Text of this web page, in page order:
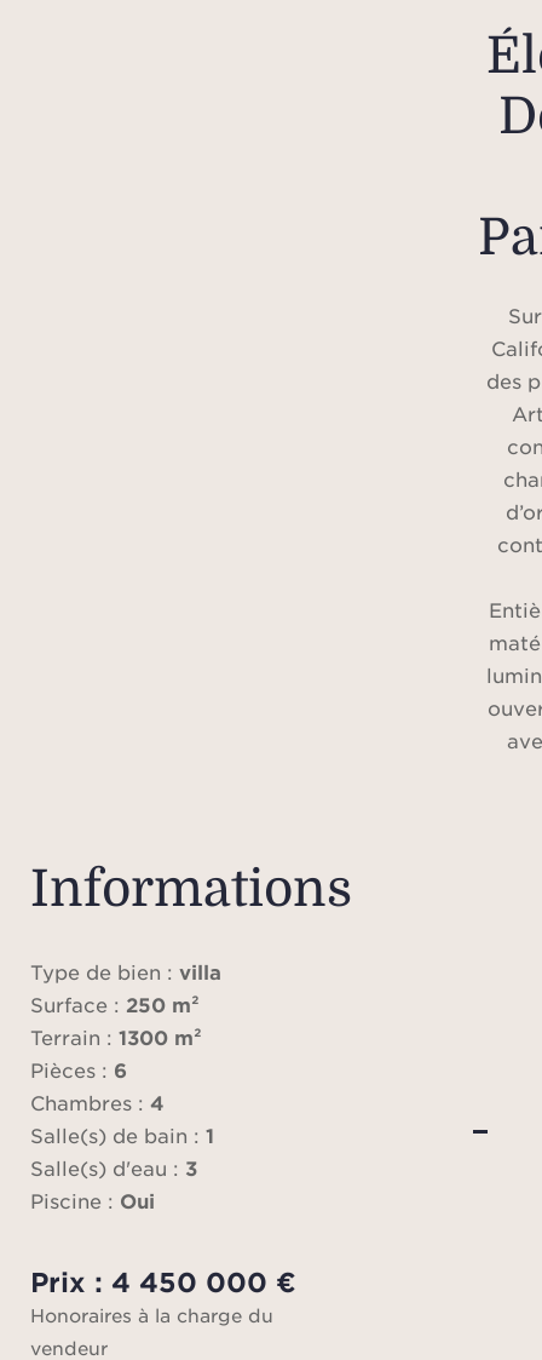
des
Informations
Type de bien : villa
Surface : 250 m²
Terrain : 1300 m²
Pièces : 6
Chambres : 4
Salle(s) de bain : 1
Salle(s) d'eau : 3
Piscine : Oui
Prix : 4 450 000 €
Honoraires à la charge du
vendeur